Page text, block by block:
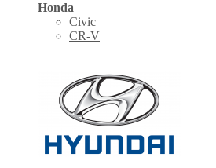
Honda
Civic
CR-V